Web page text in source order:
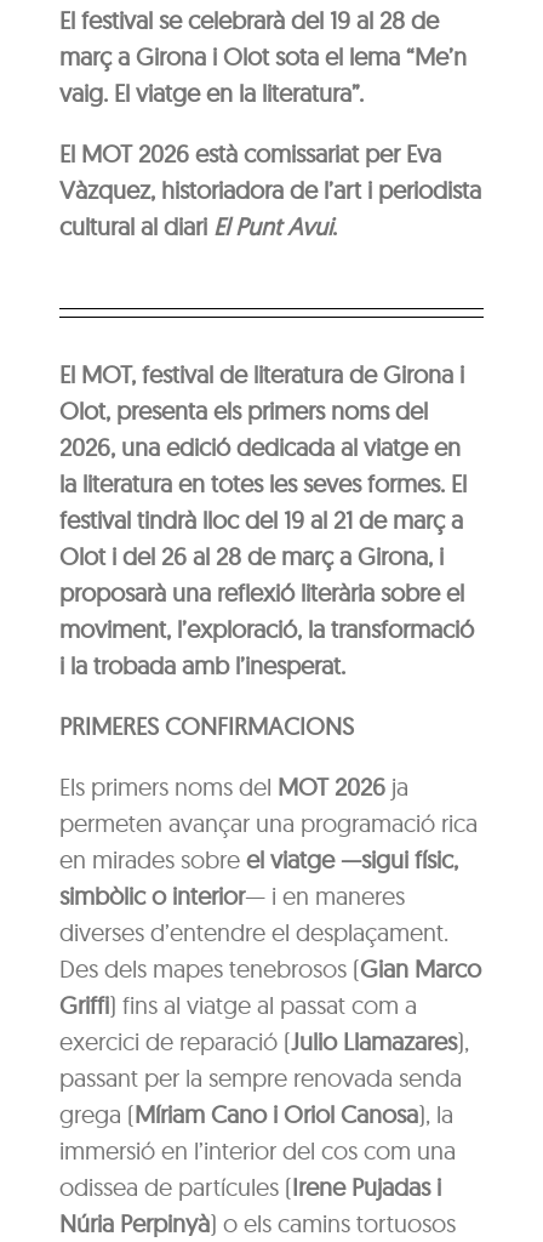
El festival se celebrarà del 19 al 28 de
març a Girona i Olot sota el lema “Me’n
vaig. El viatge en la literatura”.
El MOT 2026 està comissariat per Eva
Vàzquez, historiadora de l’art i periodista
cultural al diari El Punt Avui.
El MOT, festival de literatura de Girona i
Olot, presenta els primers noms del
2026, una edició dedicada al viatge en
la literatura en totes les seves formes. El
festival tindrà lloc del 19 al 21 de març a
Olot i del 26 al 28 de març a Girona, i
proposarà una reflexió literària sobre el
moviment, l’exploració, la transformació
i la trobada amb l’inesperat.
PRIMERES CONFIRMACIONS
Els primers noms del MOT 2026 ja
permeten avançar una programació rica
en mirades sobreel viatge —sigui físic,
simbòlic o interior— i en maneres
diverses d’entendre el desplaçament.
Des dels mapes tenebrosos (Gian Marco
Griffi) fins al viatge al passat com a
exercici de reparació (Julio Llamazares),
passant per la sempre renovada senda
grega (Míriam Cano i Oriol Canosa), la
immersió en l’interior del cos com una
odissea de partícules (Irene Pujadas i
Núria Perpinyà) o els camins tortuosos